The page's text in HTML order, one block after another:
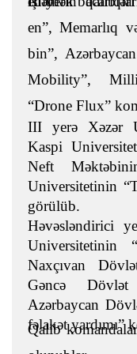
en”, Memarlıq
bin”,
Mobility”, Milli
“Drone Flux”
III yerə Xəzər
Kaspi
Neft
Universitetinin
görülüb.
Həvəsləndirici
Universitetinin
Naxçıvan
Gəncə Dövlət
Azərbaycan
fəlakət yardımı”
Qalib